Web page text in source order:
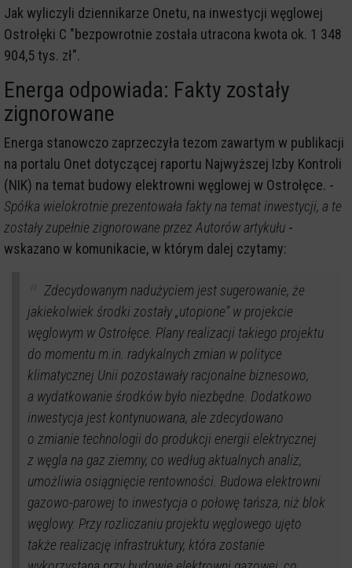
Jak wyliczyli dziennikarze Onetu, na inwestycji węglowej
Ostrołęki C "bezpowrotnie została utracona kwota ok. 1 348
904,5 tys. zł".
Energa odpowiada: Fakty zostały
zignorowane
Energa stanowczo zaprzeczyła tezom zawartym w publikacji
na portalu Onet dotyczącej raportu Najwyższej Izby Kontroli
(NIK) na temat budowy elektrowni węglowej w Ostrołęce. -
Spółka wielokrotnie prezentowała fakty na temat inwestycji, a te
zostały zupełnie zignorowane przez Autorów artykułu -
wskazano w komunikacie, w którym dalej czytamy:
Zdecydowanym nadużyciem jest sugerowanie, że
jakiekolwiek środki zostały „utopione” w projekcie
węglowym w Ostrołęce. Plany realizacji takiego projektu
do momentu m.in. radykalnych zmian w polityce
klimatycznej Unii pozostawały racjonalne biznesowo,
a wydatkowanie środków było niezbędne. Dodatkowo
inwestycja jest kontynuowana, ale zdecydowano
o zmianie technologii do produkcji energii elektrycznej
z węgla na gaz ziemny, co według aktualnych analiz,
umożliwia osiągnięcie rentowności. Budowa elektrowni
gazowo-parowej to inwestycja o połowę tańsza, niż blok
węglowy. Przy rozliczaniu projektu węglowego ujęto
także realizację infrastruktury, która zostanie